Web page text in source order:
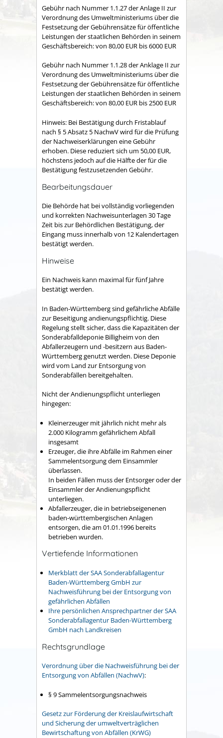
Gebühr nach Nummer 1.1.27 der Anlage II zur
Verordnung des Umweltministeriums über die
Festsetzung der Gebührensätze für öffentliche
Leistungen der staatlichen Behörden in seinem
Geschäftsbereich: von 80,00 EUR bis 6000 EUR
Gebühr nach Nummer 1.1.28 der Anklage II zur
Verordnung des Umweltministeriums über die
Festsetzung der Gebührensätze für öffentliche
Leistungen der staatlichen Behörden in seinem
Geschäftsbereich: von 80,00 EUR bis 2500 EUR
Hinweis: Bei Bestätigung durch Fristablauf
nach § 5 Absatz 5 NachwV wird für die Prüfung
der Nachweiserklärungen eine Gebühr
erhoben. Diese reduziert sich um 50,00 EUR,
höchstens jedoch auf die Hälfte der für die
Bestätigung festzusetzenden Gebühr.
Bearbeitungsdauer
Die Behörde hat bei vollständig vorliegenden
und korrekten Nachweisunterlagen 30 Tage
Zeit bis zur Behördlichen Bestätigung, der
Eingang muss innerhalb von 12 Kalendertagen
bestätigt werden.
Hinweise
Ein Nachweis kann maximal für fünf Jahre
bestätigt werden.
In Baden-Württemberg sind gefährliche Abfälle
zur Beseitigung andienungspflichtig. Diese
Regelung stellt sicher, dass die Kapazitäten der
Sonderabfalldeponie Billigheim von den
Abfallerzeugern und -besitzern aus Baden-
Württemberg genutzt werden. Diese Deponie
wird vom Land zur Entsorgung von
Sonderabfällen bereitgehalten.
Nicht der Andienungspflicht unterliegen
hingegen:
Kleinerzeuger mit jährlich nicht mehr als
2.000 Kilogramm gefährlichem Abfall
insgesamt
Erzeuger, die ihre Abfälle im Rahmen einer
Sammelentsorgung dem Einsammler
überlassen.
In beiden Fällen muss der Entsorger oder der
Einsammler der Andienungspflicht
unterliegen.
Abfallerzeuger, die in betriebseigenenen
baden-württembergischen Anlagen
entsorgen, die am 01.01.1996 bereits
betrieben wurden.
Vertiefende Informationen
Merkblatt der SAA Sonderabfallagentur
Baden-Württemberg GmbH zur
Nachweisführung bei der Entsorgung von
gefährlichen Abfällen
Ihre persönlichen Ansprechpartner der SAA
Sonderabfallagentur Baden-Württemberg
GmbH nach Landkreisen
Rechtsgrundlage
Verordnung über die Nachweisführung bei der
Entsorgung von Abfällen (NachwV):
§ 9Sammelentsorgungsnachweis
Gesetz zur Förderung der Kreislaufwirtschaft
und Sicherung der umweltverträglichen
Bewirtschaftung von Abfällen (KrWG)